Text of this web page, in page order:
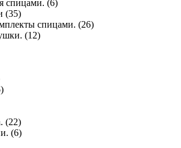
спицами. (6)
(35)
спицами. (26)
(12)
(22)
(6)